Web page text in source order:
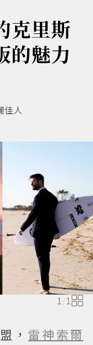
克里斯
魅力
佳人
1 /1
， 雷神索爾